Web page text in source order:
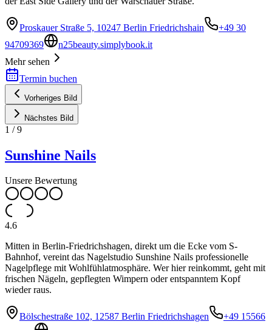
Proskauer Straße 5, 10247 Berlin Friedrichshain
+49 30
94709369
n25beauty.simplybook.it
Mehr sehen
Termin buchen
Vorheriges Bild
Nächstes Bild
1 /9
Sunshine Nails
Unsere Bewertung
4.6
Mitten in Berlin-Friedrichshagen, direkt um die Ecke vom S-
Bahnhof, vereint das Nagelstudio Sunshine Nails professionelle
Nagelpflege mit Wohlfühlatmosphäre. Wer hier reinkommt, geht mit
frischen Nägeln, gepflegten Wimpern oder entspanntem Kopf
wieder raus.
Bölschestraße 102, 12587 Berlin Friedrichshagen
+49 15566